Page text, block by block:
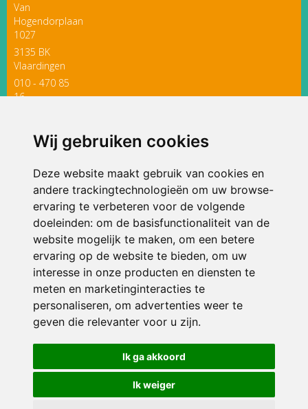
Wij gebruiken cookies
Deze website maakt gebruik van cookies en
andere trackingtechnologieën om uw browse-
ervaring te verbeteren voor de volgende
doeleinden: om de basisfunctionaliteit van de
website mogelijk te maken, om een betere
ervaring op de website te bieden, om uw
interesse in onze producten en diensten te
meten en marketinginteracties te
personaliseren, om advertenties weer te
geven die relevanter voor u zijn.
Ik ga akkoord
Ik weiger
Van
Hogendorplaan
1027
3135 BK
Vlaardingen
010 - 470 85
16
ONDERDEEL VAN
© 2026 Avonturijn | Alle rechten voorbehouden
Privacy policy|Disclaimer| Klachtenregeling|RSIN en Anbi
voorkeuren
Crealisatie The MindOffice